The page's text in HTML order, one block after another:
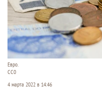
Евро.
СС0
4 марта 2022 в 14:46